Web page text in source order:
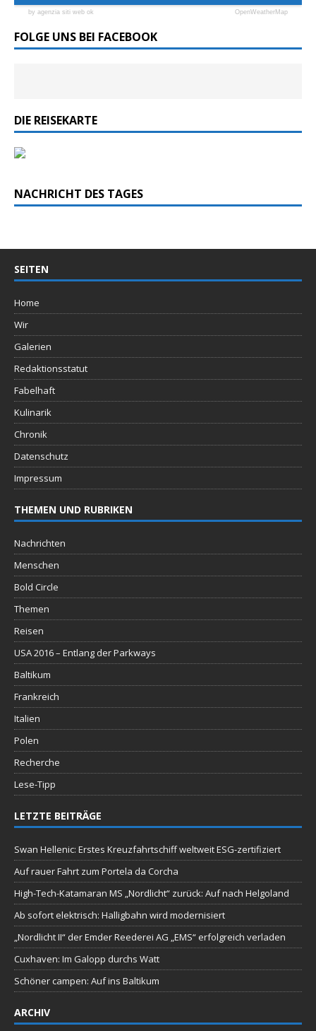
by agenzia siti web ok OpenWeatherMap
FOLGE UNS BEI FACEBOOK
DIE REISEKARTE
NACHRICHT DES TAGES
SEITEN
Home
Wir
Galerien
Redaktionsstatut
Fabelhaft
Kulinarik
Chronik
Datenschutz
Impressum
THEMEN UND RUBRIKEN
Nachrichten
Menschen
Bold Circle
Themen
Reisen
USA 2016 – Entlang der Parkways
Baltikum
Frankreich
Italien
Polen
Recherche
Lese-Tipp
LETZTE BEITRÄGE
Swan Hellenic: Erstes Kreuzfahrtschiff weltweit ESG-zertifiziert
Auf rauer Fahrt zum Portela da Corcha
High-Tech-Katamaran MS „Nordlicht“ zurück: Auf nach Helgoland
Ab sofort elektrisch: Halligbahn wird modernisiert
„Nordlicht II“ der Emder Reederei AG „EMS“ erfolgreich verladen
Cuxhaven: Im Galopp durchs Watt
Schöner campen: Auf ins Baltikum
ARCHIV